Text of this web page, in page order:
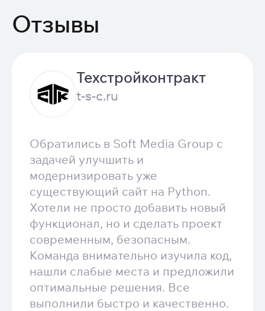
Отзывы
Техстройконтракт
t-s-c.ru
Обратились в Soft Media Group с
задачей улучшить и
модернизировать уже
существующий сайт на Python.
Хотели не просто добавить новый
функционал, но и сделать проект
современным, безопасным.
Команда внимательно изучила код,
нашли слабые места и предложили
оптимальные решения. Все
выполнили быстро и качественно.